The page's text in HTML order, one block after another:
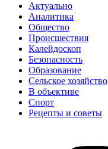
Актуально
Аналитика
Общество
Происшествия
Калейдоскоп
Безопасность
Образование
Сельское хозяйство
В объективе
Спорт
Рецепты и советы